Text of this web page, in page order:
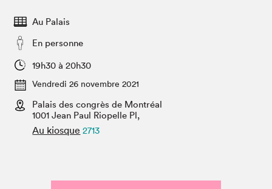
Espace exposant⋅e⋅s
Espace enseignant·e·s
Actualités
SLM PRO
Préparer sa visite
Salon au Palais
Projets partenaires
Au Palais
En personne
19h30 à 20h30
Vendredi 26 novembre 2021
Palais des congrès de Montréal
1001 Jean Paul Riopelle Pl,
Au kiosque 2713